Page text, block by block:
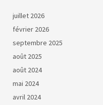
juillet 2026
février 2026
septembre 2025
août 2025
août 2024
mai 2024
avril 2024